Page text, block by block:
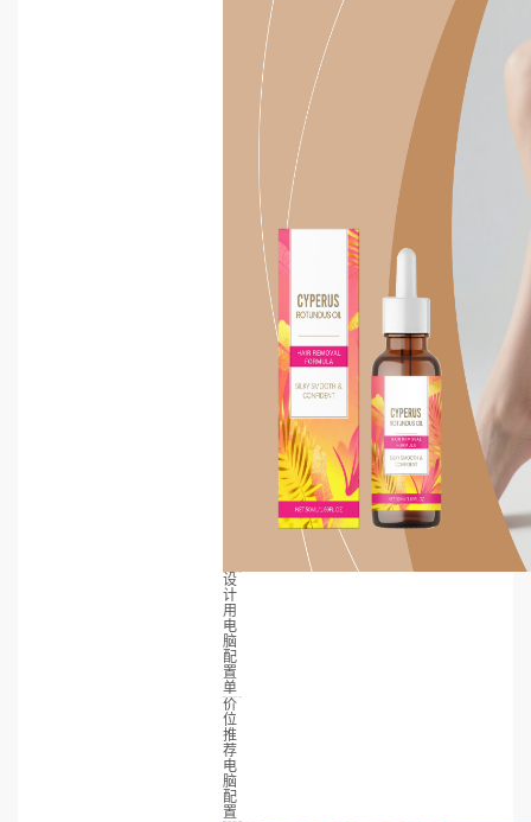
设
计
用
电
脑
配
置
单
价
位
推
荐
电
脑
配
置